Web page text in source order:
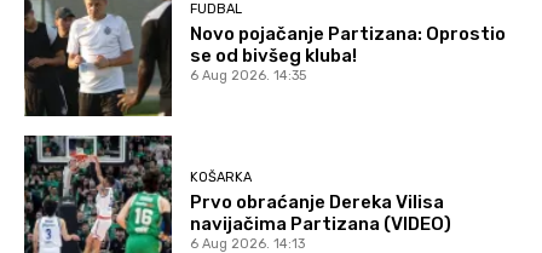
FUDBAL
Novo pojačanje Partizana: Oprostio
se od bivšeg kluba!
6 Aug 2026. 14:35
KOŠARKA
Prvo obraćanje Dereka Vilisa
navijačima Partizana (VIDEO)
6 Aug 2026. 14:13